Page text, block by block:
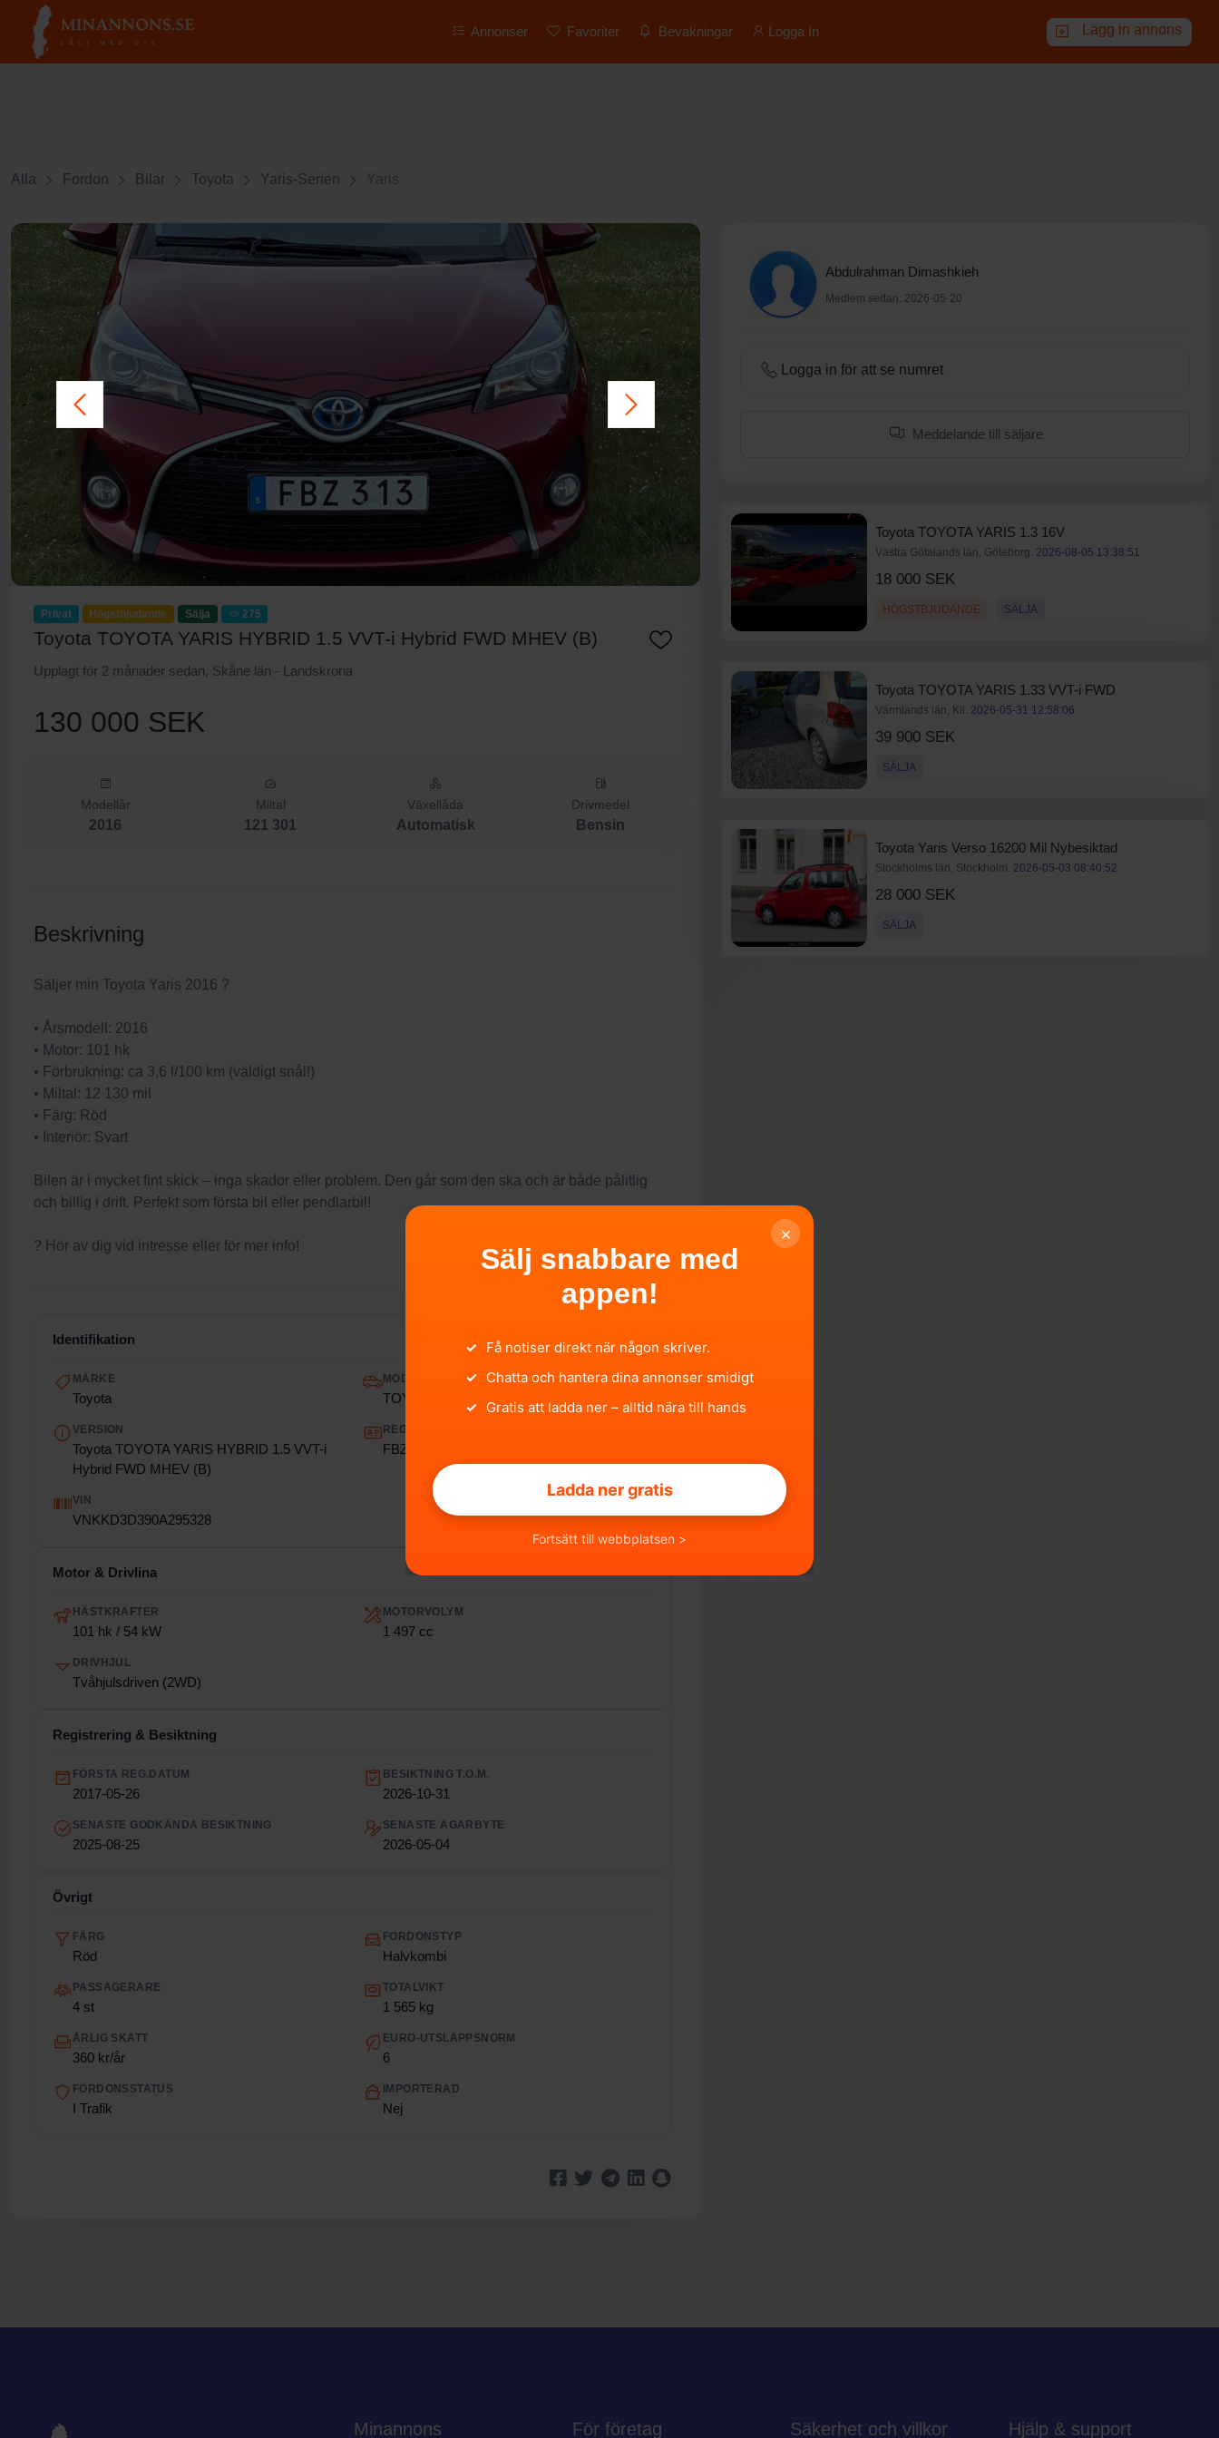
Annonser Favoriter Bevakningar Logga In Lägg in annons
Alla Fordon Bilar Toyota Yaris-Serien Yaris
Privat Högstbjudande Sälja 275
Toyota TOYOTA YARIS HYBRID 1.5 VVT-i Hybrid FWD MHEV (B)
Upplagt för 2 månader sedan, Skåne län - Landskrona
130 000 SEK
Modellår
2016
Miltal
121 301
Växellåda
Automatisk
Drivmedel
Bensin
Beskrivning
Säljer min Toyota Yaris 2016 ?
• Årsmodell: 2016
• Motor: 101 hk
• Förbrukning: ca 3,6 l/100 km (väldigt snål!)
• Miltal: 12 130 mil
• Färg: Röd
• Interiör: Svart
Bilen är i mycket fint skick – inga skador eller problem. Den går som den ska och är både pålitlig
och billig i drift. Perfekt som första bil eller pendlarbil!
? Hör av dig vid intresse eller för mer info!
Identifikation
MÄRKE
Toyota
MODELL
TOYOTA YARIS HYBRID
VERSION
Toyota TOYOTA YARIS HYBRID 1.5 VVT-i
Hybrid FWD MHEV (B)
REGISTRERINGSNUMMER
FBZ313
VIN
VNKKD3D390A295328
Motor & Drivlina
HÄSTKRAFTER
101 hk / 54 kW
MOTORVOLYM
1 497 cc
DRIVHJUL
Tvåhjulsdriven (2WD)
Registrering & Besiktning
FÖRSTA REG.DATUM
2017-05-26
BESIKTNING T.O.M.
2026-10-31
SENASTE GODKÄNDA BESIKTNING
2025-08-25
SENASTE ÄGARBYTE
2026-05-04
Övrigt
FÄRG
Röd
FORDONSTYP
Halvkombi
PASSAGERARE
4 st
TOTALVIKT
1 565 kg
ÅRLIG SKATT
360 kr/år
EURO-UTSLÄPPSNORM
6
FORDONSSTATUS
I Trafik
IMPORTERAD
Nej
Abdulrahman Dimashkieh
Medlem sedan: 2026-05-20
Logga in för att se numret
Meddelande till säljare
Toyota TOYOTA YARIS 1.3 16V
Västra Götalands län, Göteborg. 2026-08-05 13:38:51
18 000 SEK
HÖGSTBJUDANDE SÄLJA
Toyota TOYOTA YARIS 1.33 VVT-i FWD
Värmlands län, Kil. 2026-05-31 12:58:06
39 900 SEK
SÄLJA
Toyota Yaris Verso 16200 Mil Nybesiktad
Stockholms län, Stockholm. 2026-05-03 08:40:52
28 000 SEK
SÄLJA
×
Sälj snabbare med
appen!
✓ Få notiser direkt när någon skriver.
✓ Chatta och hantera dina annonser smidigt
✓ Gratis att ladda ner – alltid nära till hands
Ladda ner gratis
Fortsätt till webbplatsen >
Minannons För företag Säkerhet och villkor Hjälp & support